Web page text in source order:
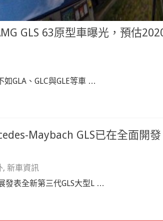
GLS 63原型車曝光，預估
GLA、GLC與GLE等車 …
Maybach GLS已在全面開發
, 新車資訊
發表全新第三代GLS大型L …